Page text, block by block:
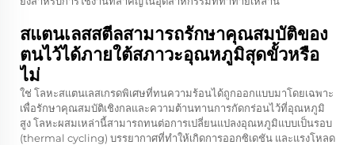
สแตนเลสสตีลสามารถรักษาคุณสมบัติของ
ตนไว้ได้ภายใต้สภาวะอุณหภูมิสุดขั้วหรือ
ไม่
ใช่ โลหะสแตนเลสเกรดพิเศษที่ทนความร้อนได้ถูกออกแบบมาโดยเฉพาะ
เพื่อรักษาคุณสมบัติเชิงกลและความต้านทานการกัดกร่อนไว้ที่อุณหภูมิ
สูง โลหะผสมเหล่านี้สามารถทนต่อการเปลี่ยนแปลงอุณหภูมิแบบเป็นรอบ
(thermal cycling) บรรยากาศที่ทำให้เกิดการออกซิเดชัน และแรงโหลด